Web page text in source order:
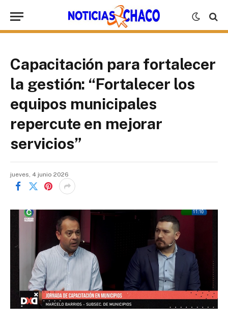
Capacitación para fortalecer
la gestión: “Fortalecer los
equipos municipales
repercute en mejorar
servicios”
jueves, 4 junio 2026